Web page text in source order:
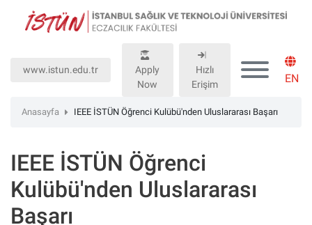
dikkat:
sitesinde,
destekleyen
BiClick"
sistemi
bulunur.
www.istun.edu.tr
Apply
Now
Hızlı
Erişim
EN
Anasayfa IEEE İSTÜN Öğrenci Kulübü'nden Uluslararası Başarı
IEEE İSTÜN Öğrenci
Kulübü'nden Uluslararası
Başarı